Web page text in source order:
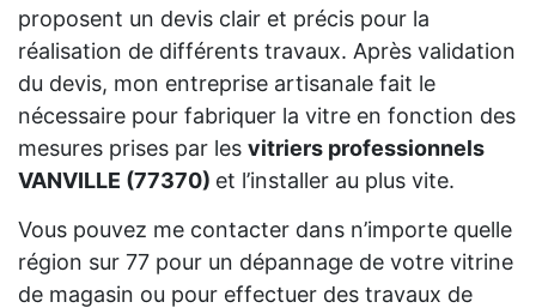
proposent un devis clair et précis pour la
réalisation de différents travaux. Après validation
du devis, mon entreprise artisanale fait le
nécessaire pour fabriquer la vitre en fonction des
mesures prises par les vitriers professionnels
VANVILLE (77370) et l’installer au plus vite.
Vous pouvez me contacter dans n’importe quelle
région sur 77 pour un dépannage de votre vitrine
de magasin ou pour effectuer des travaux de